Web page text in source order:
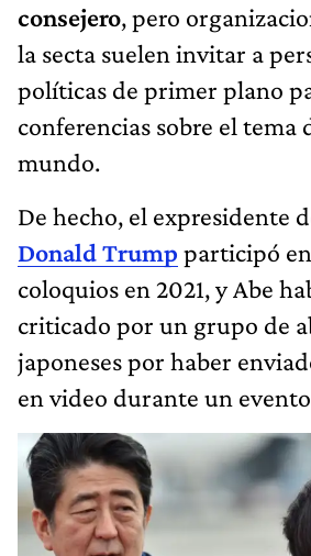
consejero, pero
la secta suelen invitar a
políticas de primer plano
conferencias sobre el tema
mundo.
De hecho, el expresidente
Donald Trump participó
coloquios en 2021, y Abe
criticado por un grupo de
japoneses por haber
en video durante un